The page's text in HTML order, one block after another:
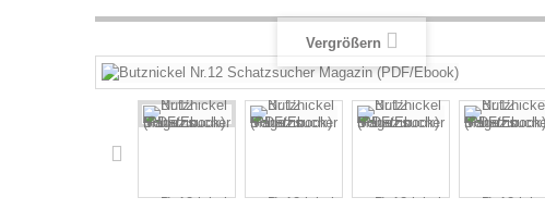
Vergrößern